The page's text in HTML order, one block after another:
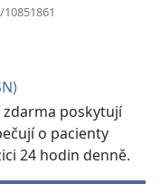
poskytují
o pacienty
24 hodin denně.